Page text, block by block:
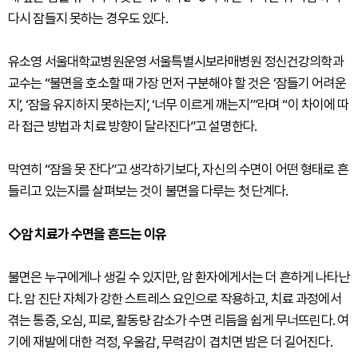
다시 잠들지 못하는 경우도 있다.
유소영 서울대학교병원운영 서울특별시보라매병원 정신건강의학과
교수는 “불면을 호소할 때 가장 먼저 구분해야 할 것은 ‘잠들기 어려운
지’, ‘잠을 유지하지 못하는지’, ‘너무 이르게 깨는지’”라며 “이 차이에 따
라 접근 방법과 치료 방향이 달라진다”고 설명한다.
막연히 “잠을 못 잔다”고 생각하기보다, 자신의 수면이 어떤 형태로 흔
들리고 있는지를 살펴보는 것이 불면을 다루는 첫 단계다.
◇암 치료가 수면을 흔드는 이유
불면은 누구에게나 생길 수 있지만, 암 환자에게서는 더 흔하게 나타난
다. 암 진단 자체가 강한 스트레스 요인으로 작용하고, 치료 과정에서
겪는 통증, 오심, 피로, 활동량 감소가 수면 리듬을 쉽게 무너뜨린다. 여
기에 재발에 대한 걱정, 우울감, 무력감이 겹치면 밤은 더 길어진다.